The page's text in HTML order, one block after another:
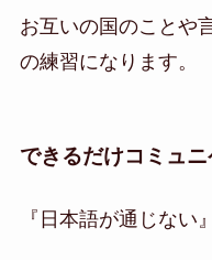
お互いの国のことや
の練習になります。
できるだけコミュ
『日本語が通じない